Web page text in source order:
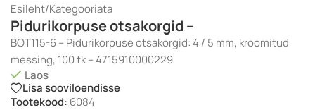
Esileht/Kategooriata
Pidurikorpuse otsakorgid –
BOT115-6 – Pidurikorpuse otsakorgid: 4 / 5 mm, kroomitud
messing, 100 tk – 4715910000229
Laos
Lisa sooviloendisse
Tootekood: 6084